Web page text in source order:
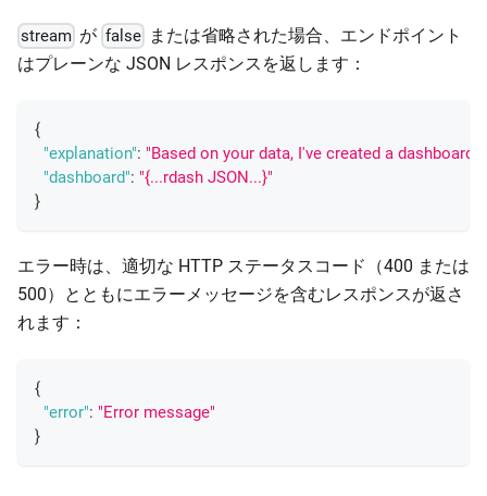
stream が false または省略された場合、エンドポイント
はプレーンな JSON レスポンスを返します：
{
"explanation": "Based on your data, I've created a dashboard
"dashboard": "{...rdash JSON...}"
}
エラー時は、適切な HTTP ステータスコード（400 または
500）とともにエラーメッセージを含むレスポンスが返さ
れます：
{
"error": "Error message"
}